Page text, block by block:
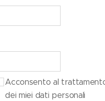
Acconsento al
dei miei dati personali